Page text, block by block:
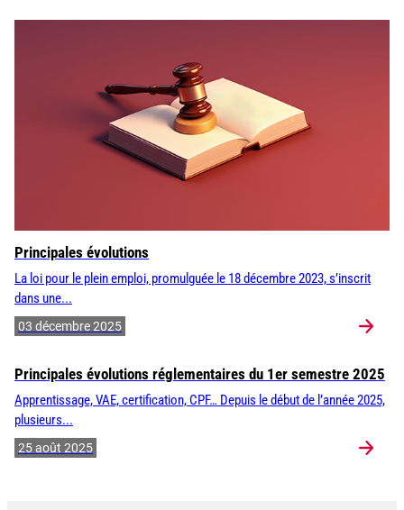
Principales évolutions
La loi pour le plein emploi, promulguée le 18 décembre 2023, s’inscrit
dans une...
03 décembre 2025
Principales évolutions réglementaires du 1er semestre 2025
Apprentissage, VAE, certification, CPF… Depuis le début de l’année 2025,
plusieurs...
25 août 2025